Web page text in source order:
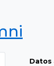
Datos